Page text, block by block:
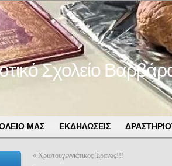
Σχολείο
ΜΑΣ ΕΚΔΗΛΩΣΕΙΣ
« Χριστουγεννιάτικος Έρανος!!!